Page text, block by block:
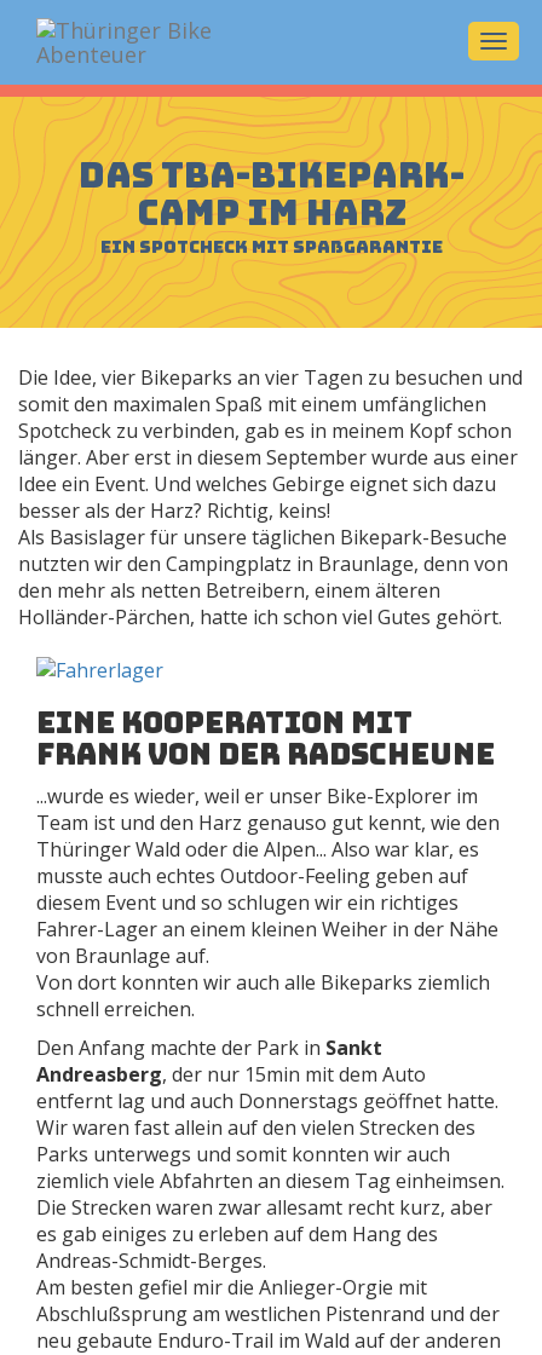
das TBA-Bikepark-
Camp im Harz
ein Spotcheck mit Spaßgarantie
Die Idee, vier Bikeparks an vier Tagen zu besuchen und
somit den maximalen Spaß mit einem umfänglichen
Spotcheck zu verbinden, gab es in meinem Kopf schon
länger. Aber erst in diesem September wurde aus einer
Idee ein Event. Und welches Gebirge eignet sich dazu
besser als der Harz? Richtig, keins!
Als Basislager für unsere täglichen Bikepark-Besuche
nutzten wir den Campingplatz in Braunlage, denn von
den mehr als netten Betreibern, einem älteren
Holländer-Pärchen, hatte ich schon viel Gutes gehört.
eine Kooperation mit
Frank von der Radscheune
...wurde es wieder, weil er unser Bike-Explorer im
Team ist und den Harz genauso gut kennt, wie den
Thüringer Wald oder die Alpen... Also war klar, es
musste auch echtes Outdoor-Feeling geben auf
diesem Event und so schlugen wir ein richtiges
Fahrer-Lager an einem kleinen Weiher in der Nähe
von Braunlage auf.
Von dort konnten wir auch alle Bikeparks ziemlich
schnell erreichen.
Den Anfang machte der Park in Sankt
Andreasberg, der nur 15min mit dem Auto
entfernt lag und auch Donnerstags geöffnet hatte.
Wir waren fast allein auf den vielen Strecken des
Parks unterwegs und somit konnten wir auch
ziemlich viele Abfahrten an diesem Tag einheimsen.
Die Strecken waren zwar allesamt recht kurz, aber
es gab einiges zu erleben auf dem Hang des
Andreas-Schmidt-Berges.
Am besten gefiel mir die Anlieger-Orgie mit
Abschlußsprung am westlichen Pistenrand und der
neu gebaute Enduro-Trail im Wald auf der anderen